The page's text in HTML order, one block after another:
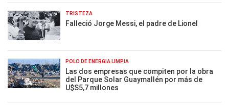
TRISTEZA
Falleció Jorge Messi, el padre de Lionel
POLO DE ENERGÍA LIMPIA
Las dos empresas que compiten por la obra
del Parque Solar Guaymallén por más de
U$S5,7 millones